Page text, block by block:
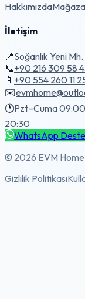
Hakkımızda
İletişim
📍Soğanlık Yeni
📞+90 216 309 58
📱 +90 554 260 11
✉️
🕐Pzt–Cuma
20:30
WhatsApp
© 2026 EVM Home.
Gizlilik Politikası